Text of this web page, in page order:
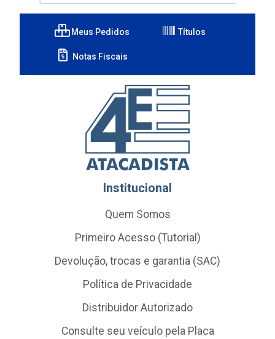
Meus Pedidos Títulos
Notas Fiscais
Institucional
Quem Somos
Primeiro Acesso (Tutorial)
Devolução, trocas e garantia (SAC)
Política de Privacidade
Distribuidor Autorizado
Consulte seu veículo pela Placa